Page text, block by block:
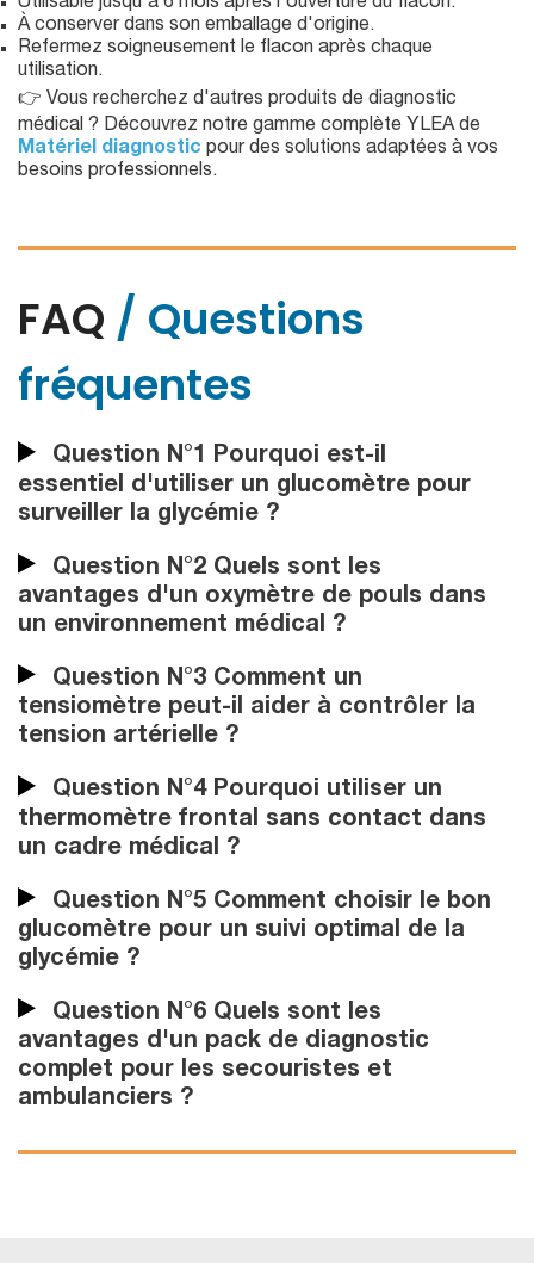
Utilisable jusqu'à 6 mois après l'ouverture du flacon.
À conserver dans son emballage d'origine.
Refermez soigneusement le flacon après chaque
utilisation.
👉 Vous recherchez d'autres produits de diagnostic
médical ? Découvrez notre gamme complète YLEA de
Matériel diagnostic pour des solutions adaptées à vos
besoins professionnels.
FAQ / Questions
fréquentes
Question N°1 Pourquoi est-il
essentiel d'utiliser un glucomètre pour
surveiller la glycémie ?
Question N°2 Quels sont les
avantages d'un oxymètre de pouls dans
un environnement médical ?
Question N°3 Comment un
tensiomètre peut-il aider à contrôler la
tension artérielle ?
Question N°4 Pourquoi utiliser un
thermomètre frontal sans contact dans
un cadre médical ?
Question N°5 Comment choisir le bon
glucomètre pour un suivi optimal de la
glycémie ?
Question N°6 Quels sont les
avantages d'un pack de diagnostic
complet pour les secouristes et
ambulanciers ?